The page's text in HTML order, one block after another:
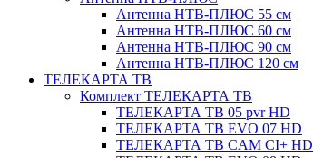
Антенна НТВ-ПЛЮС 55 см
Антенна НТВ-ПЛЮС 60 см
Антенна НТВ-ПЛЮС 90 см
Антенна НТВ-ПЛЮС 120 см
ТЕЛЕКАРТА ТВ
Комплект ТЕЛЕКАРТА ТВ
ТЕЛЕКАРТА ТВ 05 pvr HD
ТЕЛЕКАРТА ТВ EVO 07 HD
ТЕЛЕКАРТА ТВ CAM CI+ HD